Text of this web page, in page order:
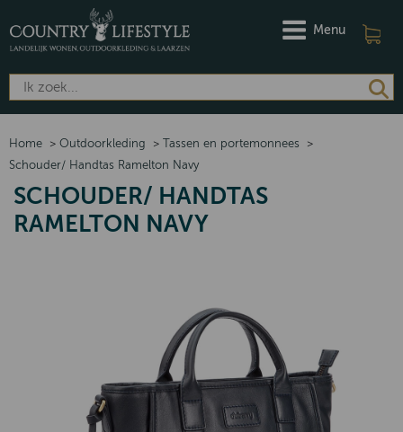
Menu
Home > Outdoorkleding > Tassen en portemonnees
>
Schouder/ Handtas Ramelton Navy
SCHOUDER/ HANDTAS
RAMELTON NAVY